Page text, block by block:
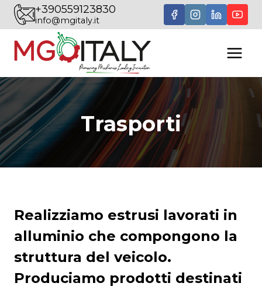
Salta
contenuto
+390559123830
info@mgitaly.it
Trasporti
Realizziamo estrusi lavorati in
alluminio che compongono la
struttura del veicolo.
Produciamo prodotti destinati